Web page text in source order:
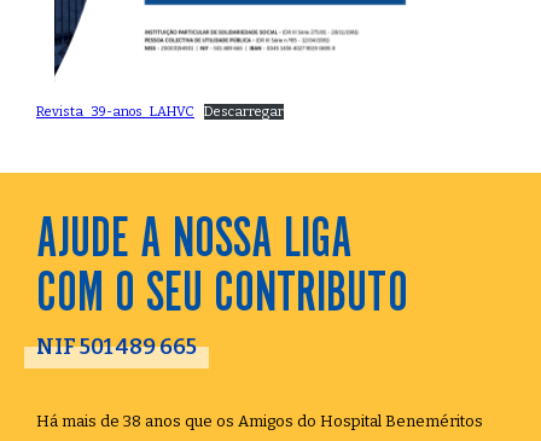
Revista_39-anos_LAHVC Descarregar
AJUDE A NOSSA LIGA
COM O SEU CONTRIBUTO
NIF 501 489 665
Há mais de 38 anos que os Amigos do Hospital Beneméritos